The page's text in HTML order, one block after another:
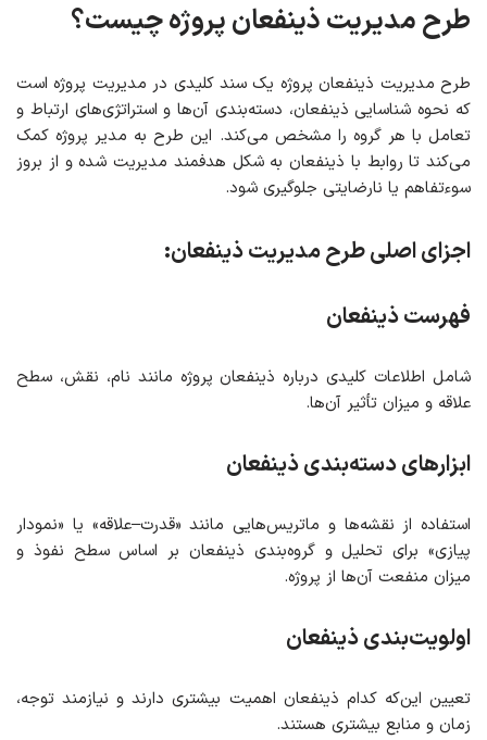
طرح مدیریت ذینفعان پروژه چیست؟
طرح مدیریت ذینفعان پروژه یک سند کلیدی در مدیریت پروژه است
که نحوه شناسایی ذینفعان، دسته‌بندی آن‌ها و استراتژی‌های ارتباط و
تعامل با هر گروه را مشخص می‌کند. این طرح به مدیر پروژه کمک
می‌کند تا روابط با ذینفعان به شکل هدفمند مدیریت شده و از بروز
سوءتفاهم یا نارضایتی جلوگیری شود.
اجزای اصلی طرح مدیریت ذینفعان:
فهرست ذینفعان
شامل اطلاعات کلیدی درباره ذینفعان پروژه مانند نام، نقش، سطح
علاقه و میزان تأثیر آن‌ها.
ابزارهای دسته‌بندی ذینفعان
استفاده از نقشه‌ها و ماتریس‌هایی مانند «قدرت–علاقه» یا «نمودار
پیازی» برای تحلیل و گروه‌بندی ذینفعان بر اساس سطح نفوذ و
میزان منفعت آن‌ها از پروژه.
اولویت‌بندی ذینفعان
تعیین این‌که کدام ذینفعان اهمیت بیشتری دارند و نیازمند توجه،
زمان و منابع بیشتری هستند.